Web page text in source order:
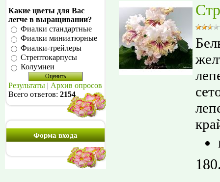
Какие цветы для Вас
легче в выращивании?
Фиалки стандартные
Фиалки миниатюрные
Фиалки-трейлеры
Стрептокарпусы
Колумнеи
Результаты
Архив опросов
Всего ответов: 2154
Форма входа